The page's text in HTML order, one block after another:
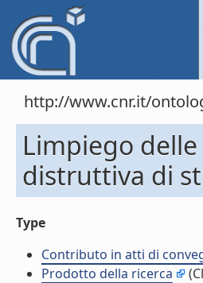
http://www.cnr.it/
Limpiego
distruttiva di
Type
Contributo in atti di
Prodotto della ricerca